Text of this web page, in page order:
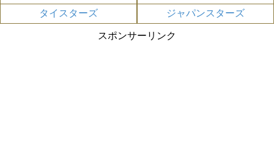
タイスターズ
ジャパンスターズ
スポンサーリンク